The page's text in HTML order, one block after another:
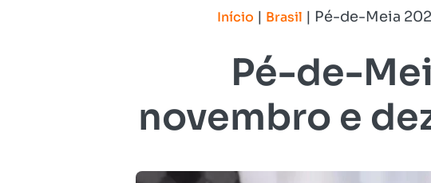
Início | Brasil | Pé-de-Meia
Pé-de-
novembro e